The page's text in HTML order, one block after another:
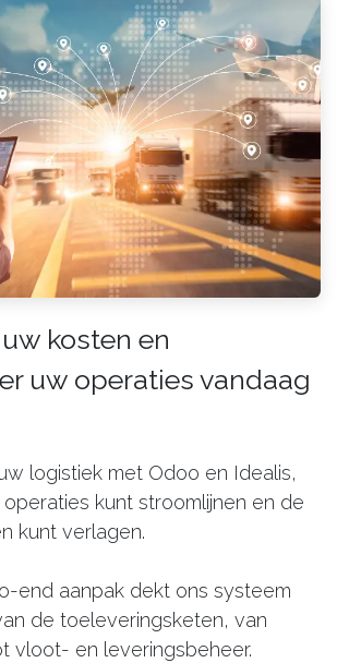
kosten en
uw operaties vandaag
logistiek met Odoo en Idealis,
kunt stroomlijnen en de
kunt verlagen.
end aanpak dekt ons systeem
de toeleveringsketen, van
vloot- en leveringsbeheer.